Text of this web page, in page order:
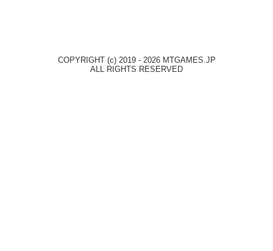
COPYRIGHT (c) 2019 - 2026 MTGAMES.JP
ALL RIGHTS RESERVED